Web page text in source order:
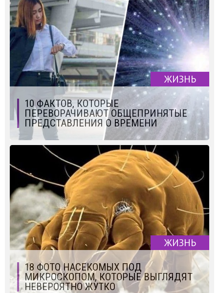
ЖИЗНЬ
10 ФАКТОВ, КОТОРЫЕ
ПЕРЕВОРАЧИВАЮТ ОБЩЕПРИНЯТЫЕ
ПРЕДСТАВЛЕНИЯ О ВРЕМЕНИ
ЖИЗНЬ
18 ФОТО НАСЕКОМЫХ ПОД
МИКРОСКОПОМ, КОТОРЫЕ ВЫГЛЯДЯТ
НЕВЕРОЯТНО ЖУТКО